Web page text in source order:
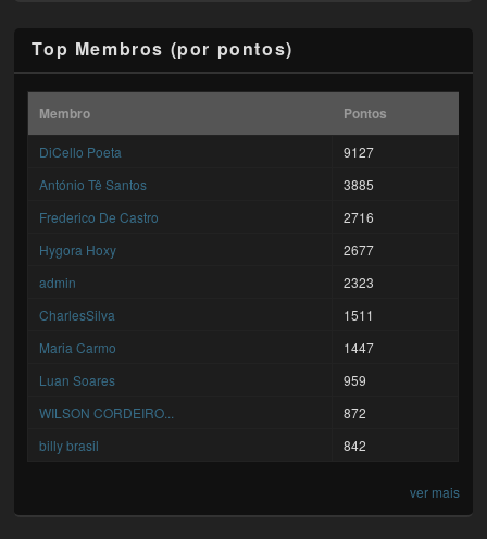
Top Membros (por pontos)
Membro Pontos
DiCello Poeta
9127
António Tê Santos
3885
Frederico De Castro
2716
Hygora Hoxy
2677
admin
2323
CharlesSilva
1511
Maria Carmo
1447
Luan Soares
959
WILSON CORDEIRO...
872
billy brasil
842
ver mais